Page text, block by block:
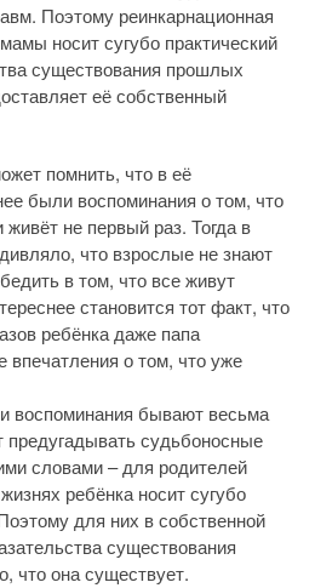
Поэтому реинкарнационная
носит сугубо практический
существования прошлых
её собственный
помнить, что в её
были воспоминания о том, что
не первый раз. Тогда в
что взрослые не знают
в том, что все живут
становится тот факт, что
ребёнка даже папа
впечатления о том, что уже
воспоминания бывают весьма
судьбоносные
словами – для родителей
ребёнка носит сугубо
для них в собственной
существования
что она существует.